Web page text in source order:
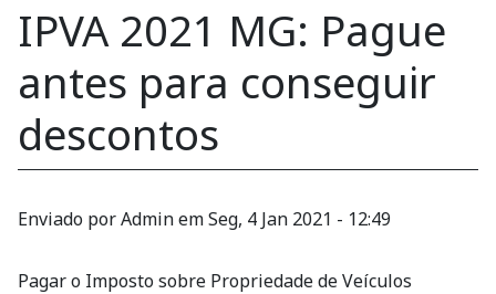
IPVA 2021 MG: Pague
antes para conseguir
descontos
Enviado porAdminemSeg, 4 Jan 2021 - 12:49
Pagar o Imposto sobre Propriedade de Veículos